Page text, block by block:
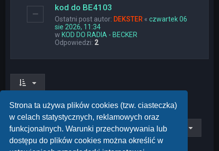
Strona ta używa plików cookies (tzw. ciasteczka)
w celach statystycznych, reklamowych oraz
funkcjonalnych. Warunki przechowywania lub
dostępu do plików cookies można określić w
kod do BE4103
Ostatni post autor: DEKSTER «czwartek 06
sie 2026, 11:34
w KOD DO RADIA - BECKER
Odpowiedzi: 2
Przejdź do